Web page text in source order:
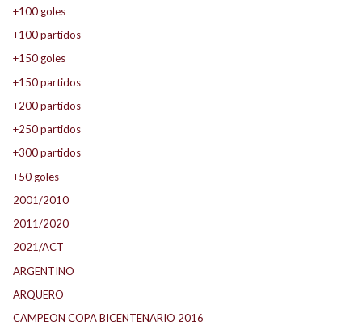
+100 goles
+100 partidos
+150 goles
+150 partidos
+200 partidos
+250 partidos
+300 partidos
+50 goles
2001/2010
2011/2020
2021/ACT
ARGENTINO
ARQUERO
CAMPEON COPA BICENTENARIO 2016